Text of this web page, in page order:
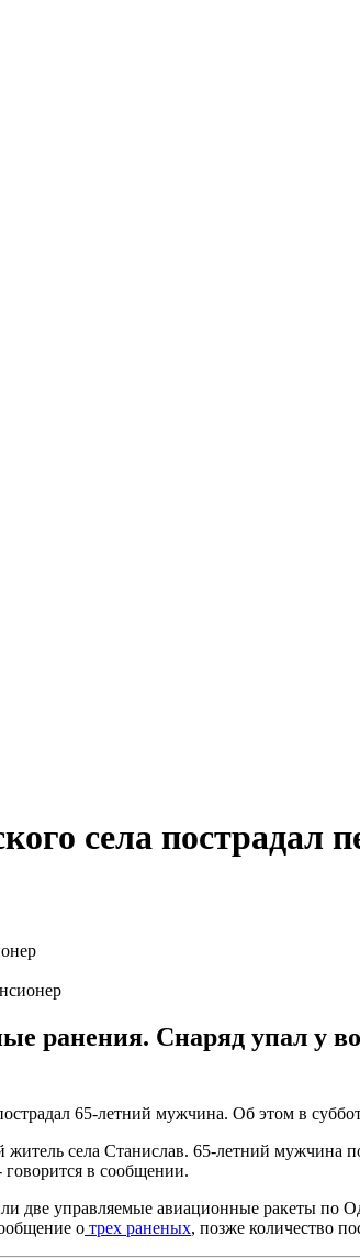
села пострадал
ранения. Снаряд упал у
65-летний мужчина. Об этом в
житель села Станислав. 65-летний
в сообщении.
две управляемые авиационные ракеты по
о трех раненых, позже количество